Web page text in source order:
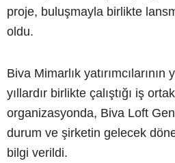
proje, buluşmayla birlikte
oldu.
Biva Mimarlık yatırımcılarının
yıllardır birlikte çalıştığı iş
organizasyonda, Biva Loft
durum ve şirketin gelecek
bilgi verildi.